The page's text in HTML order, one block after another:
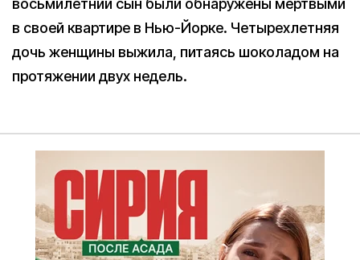
восьмилетний сын были обнаружены мертвыми
в своей квартире в Нью-Йорке. Четырехлетняя
дочь женщины выжила, питаясь шоколадом на
протяжении двух недель.